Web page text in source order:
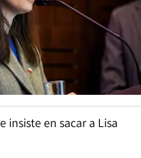
insiste en sacar a Lisa